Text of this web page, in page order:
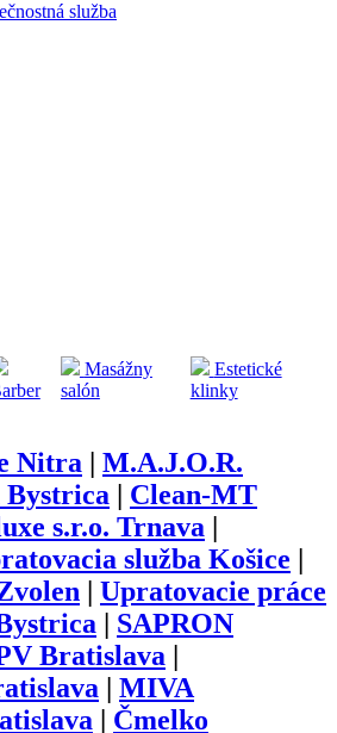
služba
Masážny
salón
Estetické
klinky
Nitra
M.A.J.O.R.
Bystrica
Clean-MT
s.r.o. Trnava
služba Košice
Upratovacie práce
SAPRON
Bratislava
MIVA
Čmelko